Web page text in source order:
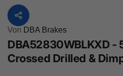
Von DBA Brakes
DBA52830WBLKXD -
Crossed Drilled &